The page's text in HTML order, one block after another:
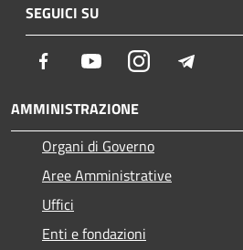
SEGUICI SU
Facebook YoutubeInstagram
AMMINISTRAZIONE
Organi di Governo
Aree Amministrative
Uffici
Enti e fondazioni